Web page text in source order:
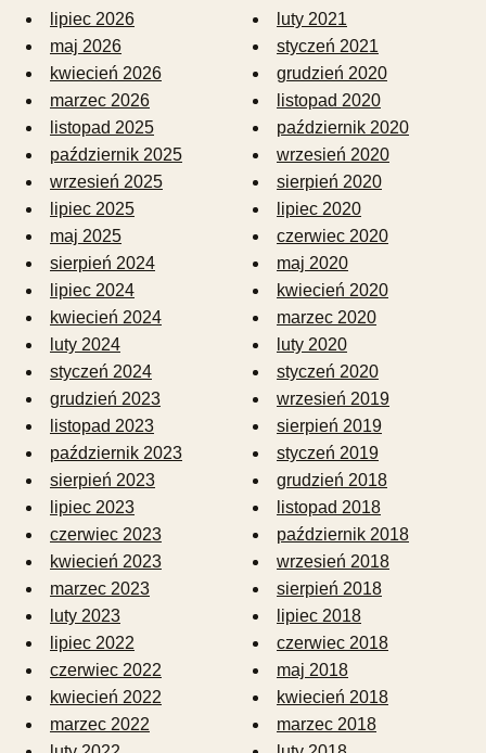
lipiec 2026
maj 2026
kwiecień 2026
marzec 2026
listopad 2025
październik 2025
wrzesień 2025
lipiec 2025
maj 2025
sierpień 2024
lipiec 2024
kwiecień 2024
luty 2024
styczeń 2024
grudzień 2023
listopad 2023
październik 2023
sierpień 2023
lipiec 2023
czerwiec 2023
kwiecień 2023
marzec 2023
luty 2023
lipiec 2022
czerwiec 2022
kwiecień 2022
marzec 2022
luty 2021
styczeń 2021
grudzień 2020
listopad 2020
październik 2020
wrzesień 2020
sierpień 2020
lipiec 2020
czerwiec 2020
maj 2020
kwiecień 2020
marzec 2020
luty 2020
styczeń 2020
wrzesień 2019
sierpień 2019
styczeń 2019
grudzień 2018
listopad 2018
październik 2018
wrzesień 2018
sierpień 2018
lipiec 2018
czerwiec 2018
maj 2018
kwiecień 2018
marzec 2018